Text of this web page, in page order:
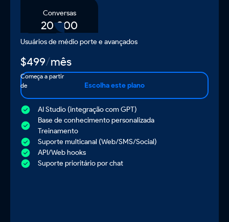
Pacote Pro
Usuários de médio porte e avançados
$499/mês
Começa a partir
de
Escolha este plano
AI Studio (integração com GPT)
Base de conhecimento personalizada
Treinamento
Suporte multicanal (Web/SMS/Social)
API/Web hooks
Suporte prioritário por chat
Conversas
20.000